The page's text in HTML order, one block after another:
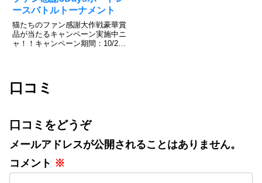
ースバトルトーナメント
猫たちのファン感謝大作戦豪華賞
品が当たるキャンペーン実施中ニ
ャ！！キャンペーン期間：10/2～
る！キャンペーン投稿をリポスト
するだけInstagra...
口コミ
口コミをどうぞ
メールアドレスが公開されることはありません。
コメント ※